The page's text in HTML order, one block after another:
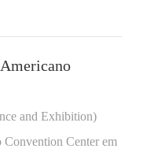
and Exhibition)
Convention Center em